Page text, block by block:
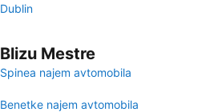
Dublin
Blizu Mestre
Spinea najem avtomobila
Benetke najem avtomobila